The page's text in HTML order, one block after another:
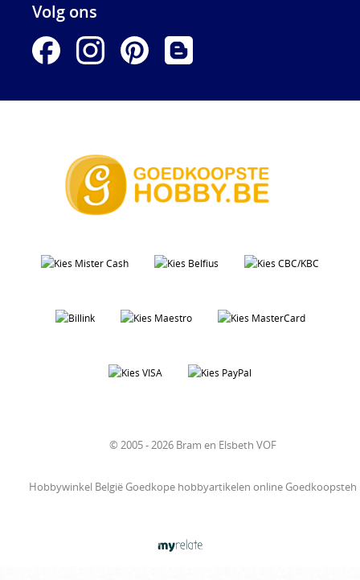
Volg ons
© 2005 - 2026 Bram en Elsbeth VOF
Hobbywinkel België Goedkope hobbyartikelen online Goedkoopsteh